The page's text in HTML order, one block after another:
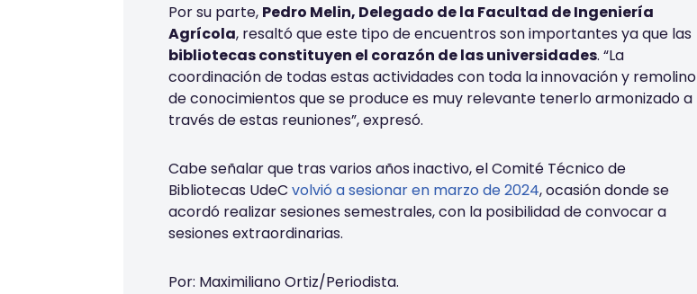
Por su parte, Pedro Melin, Delegado de la Facultad de Ingeniería
Agrícola, resaltó que este tipo de encuentros son importantes ya que las
bibliotecas constituyen el corazón de las universidades. “La
coordinación de todas estas actividades con toda la innovación y remolino
de conocimientos que se produce es muy relevante tenerlo armonizado a
través de estas reuniones”, expresó.
Cabe señalar que tras varios años inactivo, el Comité Técnico de
Bibliotecas UdeC volvió a sesionar en marzo de 2024, ocasión donde se
acordó realizar sesiones semestrales, con la posibilidad de convocar a
sesiones extraordinarias.
Por: Maximiliano Ortiz/Periodista.